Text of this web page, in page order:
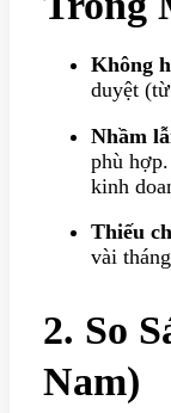
Không
duyệt
Nhầm
phù
kinh
Thiếu
vài
2. So
Nam)